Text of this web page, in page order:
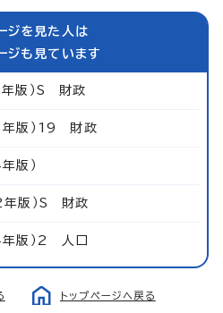
ジを見た人は
ジも見ています
年版）S 財政
年版）19 財政
版）
年版）S 財政
年版）2 人口
トップページへ戻る